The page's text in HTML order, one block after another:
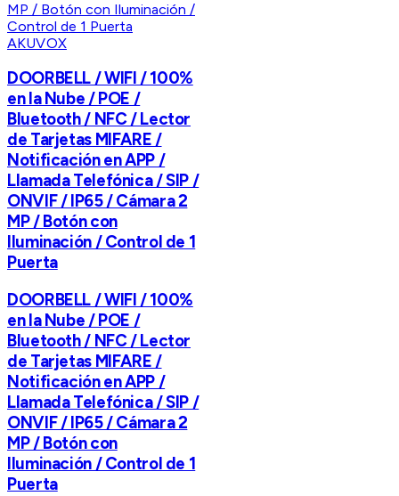
AKUVOX
DOORBELL / WIFI / 100%
en la Nube / POE /
Bluetooth / NFC / Lector
de Tarjetas MIFARE /
Notificación en APP /
Llamada Telefónica / SIP /
ONVIF / IP65 / Cámara 2
MP / Botón con
Iluminación / Control de 1
Puerta
DOORBELL / WIFI / 100%
en la Nube / POE /
Bluetooth / NFC / Lector
de Tarjetas MIFARE /
Notificación en APP /
Llamada Telefónica / SIP /
ONVIF / IP65 / Cámara 2
MP / Botón con
Iluminación / Control de 1
Puerta